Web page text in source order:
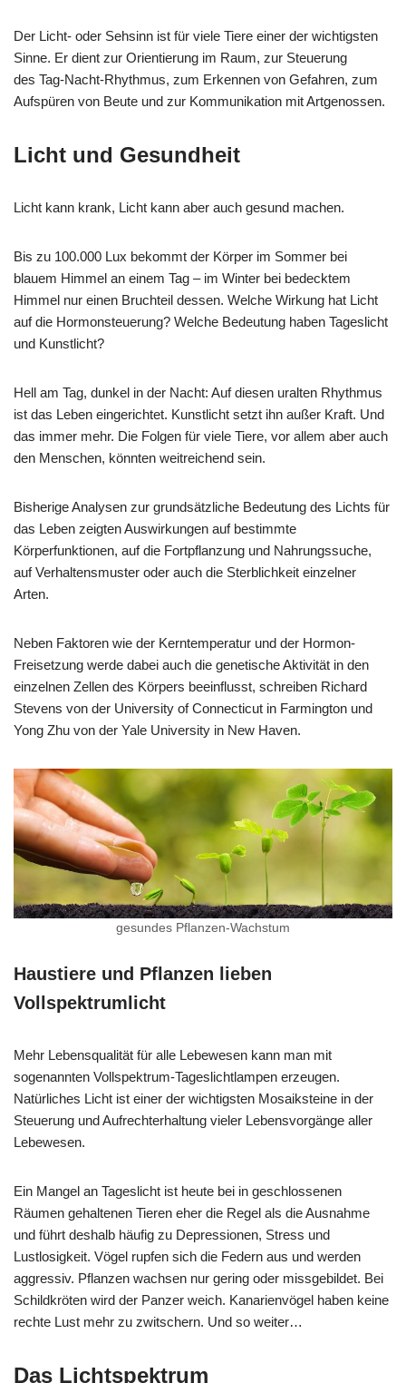
Der Licht- oder Sehsinn ist für viele Tiere einer der wichtigsten
Sinne. Er dient zur Orientierung im Raum, zur Steuerung
des Tag-Nacht-Rhythmus, zum Erkennen von Gefahren, zum
Aufspüren von Beute und zur Kommunikation mit Artgenossen.
Licht und Gesundheit
Licht kann krank, Licht kann aber auch gesund machen.
Bis zu 100.000 Lux bekommt der Körper im Sommer bei
blauem Himmel an einem Tag – im Winter bei bedecktem
Himmel nur einen Bruchteil dessen. Welche Wirkung hat Licht
auf die Hormonsteuerung? Welche Bedeutung haben Tageslicht
und Kunstlicht?
Hell am Tag, dunkel in der Nacht: Auf diesen uralten Rhythmus
ist das Leben eingerichtet. Kunstlicht setzt ihn außer Kraft. Und
das immer mehr. Die Folgen für viele Tiere, vor allem aber auch
den Menschen, könnten weitreichend sein.
Bisherige Analysen zur grundsätzliche Bedeutung des Lichts für
das Leben zeigten Auswirkungen auf bestimmte
Körperfunktionen, auf die Fortpflanzung und Nahrungssuche,
auf Verhaltensmuster oder auch die Sterblichkeit einzelner
Arten.
Neben Faktoren wie der Kerntemperatur und der Hormon-
Freisetzung werde dabei auch die genetische Aktivität in den
einzelnen Zellen des Körpers beeinflusst, schreiben Richard
Stevens von der University of Connecticut in Farmington und
Yong Zhu von der Yale University in New Haven.
gesundes Pflanzen-Wachstum
Haustiere und Pflanzen lieben
Vollspektrumlicht
Mehr Lebensqualität für alle Lebewesen kann man mit
sogenannten Vollspektrum-Tageslichtlampen erzeugen.
Natürliches Licht ist einer der wichtigsten Mosaiksteine in der
Steuerung und Aufrechterhaltung vieler Lebensvorgänge aller
Lebewesen.
Ein Mangel an Tageslicht ist heute bei in geschlossenen
Räumen gehaltenen Tieren eher die Regel als die Ausnahme
und führt deshalb häufig zu Depressionen, Stress und
Lustlosigkeit. Vögel rupfen sich die Federn aus und werden
aggressiv. Pflanzen wachsen nur gering oder missgebildet. Bei
Schildkröten wird der Panzer weich. Kanarienvögel haben keine
rechte Lust mehr zu zwitschern. Und so weiter…
Das Lichtspektrum